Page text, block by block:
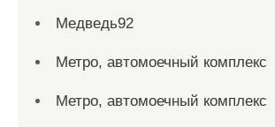
Медведь92
Метро, автомоечный комплекс
Метро, автомоечный комплекс